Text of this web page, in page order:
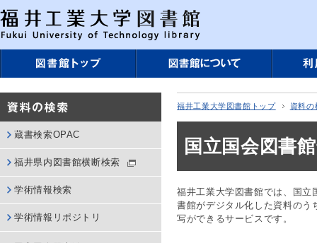
蔵書検索OPAC
福井県内図書館横断検索
学術情報検索
学術情報リポジトリ
福井工業大学図書館トップ 資料の
国立国会図書
福井工業大学図書館では、国立
書館がデジタル化した資料のう
写ができるサービスです。